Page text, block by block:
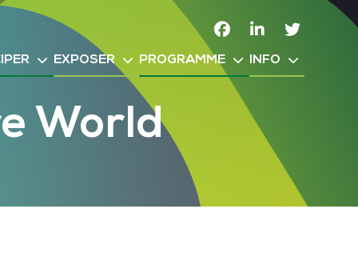
FacebookLinkedin
EXPOSER PROGRAMME INFO
World